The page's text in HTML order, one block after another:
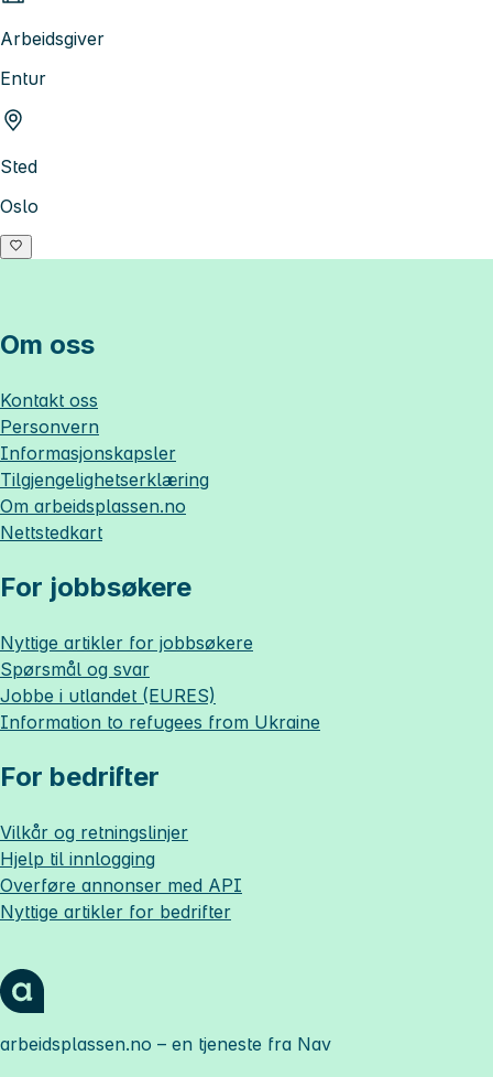
Arbeidsgiver
Entur
Sted
Oslo
Om oss
Kontakt oss
Personvern
Informasjonskapsler
Tilgjengelighetserklæring
Om arbeidsplassen.no
Nettstedkart
For jobbsøkere
Nyttige artikler for jobbsøkere
Spørsmål og svar
Jobbe i utlandet (EURES)
Information to refugees from Ukraine
For bedrifter
Vilkår og retningslinjer
Hjelp til innlogging
Overføre annonser med API
Nyttige artikler for bedrifter
arbeidsplassen.no – en tjeneste fra Nav